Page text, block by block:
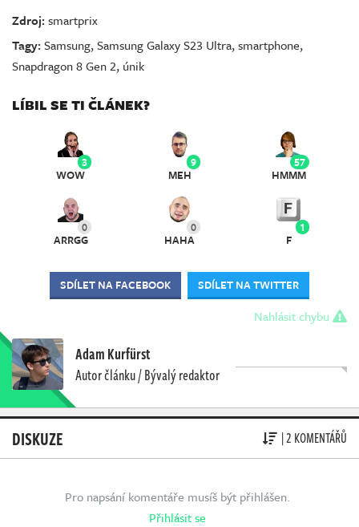
Zdroj:smartprix
Tagy:Samsung,Samsung Galaxy S23 Ultra,smartphone,
Snapdragon 8 Gen 2, únik
LÍBIL SE TI ČLÁNEK?
3
WOW
9
MEH
57
HMMM
0
ARRGG
0
HAHA
1
F
SDÍLET NA FACEBOOK SDÍLET NA TWITTER
Nahlásit chybu
Adam Kurfürst
Autor článku / Bývalý redaktor
DISKUZE | 2 KOMENTÁŘŮ
Pro napsání komentáře musíš být přihlášen.
Přihlásit se